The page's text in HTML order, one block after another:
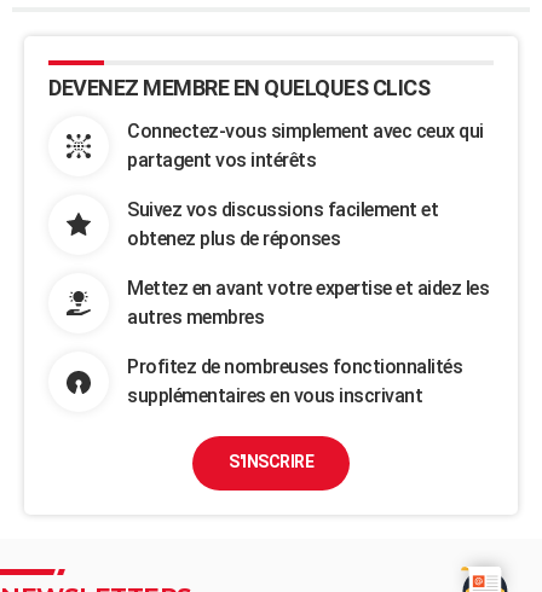
DEVENEZ MEMBRE EN QUELQUES CLICS
Connectez-vous simplement avec ceux qui
partagent vos intérêts
Suivez vos discussions facilement et
obtenez plus de réponses
Mettez en avant votre expertise et aidez les
autres membres
Profitez de nombreuses fonctionnalités
supplémentaires en vous inscrivant
S'INSCRIRE